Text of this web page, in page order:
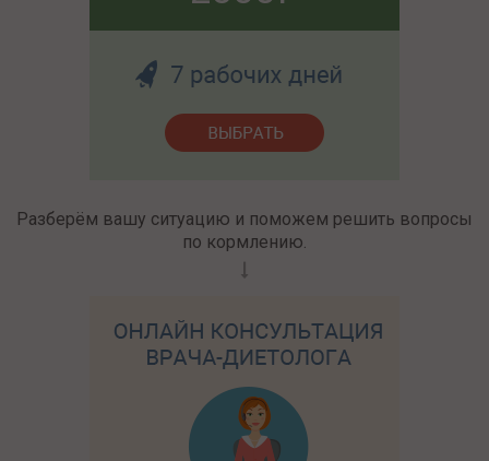
Разберём вашу ситуацию и поможем решить вопросы
по кормлению.